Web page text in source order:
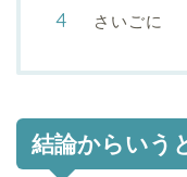
さいごに
結論からいう